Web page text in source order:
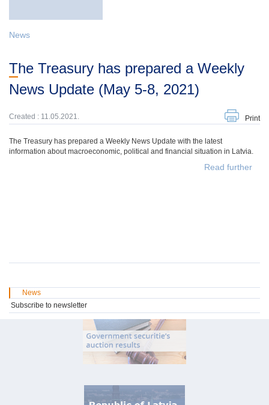
News
The Treasury has prepared a Weekly
News Update (May 5-8, 2021)
Created : 11.05.2021. Print
The Treasury has prepared a Weekly News Update with the latest
information about macroeconomic, political and financial situation in Latvia.
Read further
News
Subscribe to newsletter